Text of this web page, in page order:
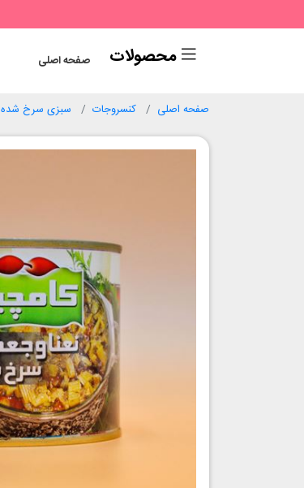
محصولات صفحه اصلی
صفحه اصلی
کنسروجات سبزی سرخ شده